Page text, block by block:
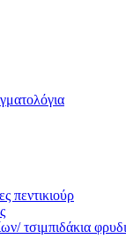
πεντικιούρ
τσιμπιδάκια